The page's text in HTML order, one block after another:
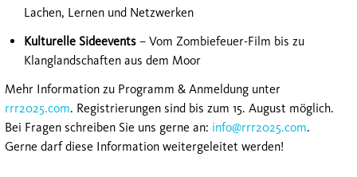
Lachen, Lernen und Netzwerken
Kulturelle Sideevents – Vom Zombiefeuer-Film bis zu
Klanglandschaften aus dem Moor
Mehr Information zu Programm & Anmeldung unter
rrr2025.com. Registrierungen sind bis zum 15. August möglich.
Bei Fragen schreiben Sie uns gerne an: info@rrr2025.com.
Gerne darf diese Information weitergeleitet werden!